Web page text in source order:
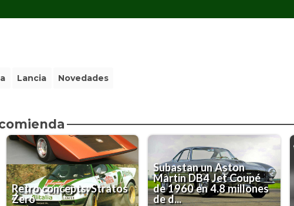
Lancia Novedades
Retro concepts: Stratos
Zero
Subastan un Aston
Martin DB4 Jet Coupé
de 1960 en 4.8 millones
de d...